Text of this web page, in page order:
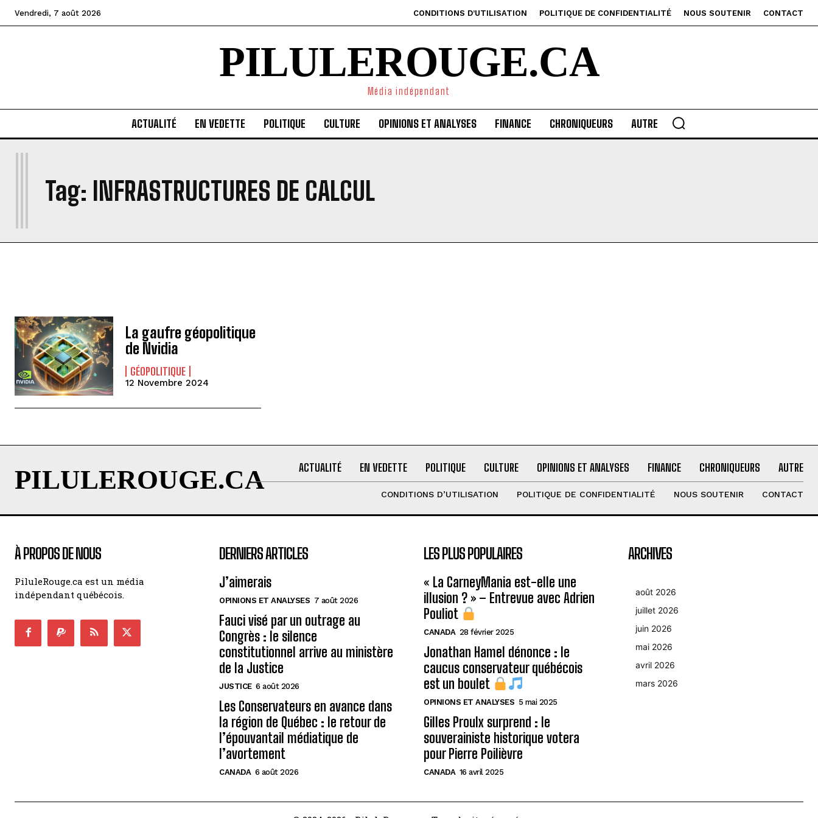
Vendredi, 7 août 2026 CONDITIONS D’UTILISATION POLITIQUE DE CONFIDENTIALITÉ NOUS SOUTENIR CONTACT
PILULEROUGE.CA
Média indépendant
ACTUALITÉ EN VEDETTE POLITIQUE CULTURE OPINIONS ET ANALYSES FINANCE CHRONIQUEURS AUTRE
Tag: INFRASTRUCTURES DE CALCUL
I
La gaufre géopolitique
de Nvidia
GÉOPOLITIQUE
12 Novembre 2024
PILULEROUGE.CA ACTUALITÉ EN VEDETTE POLITIQUE CULTURE OPINIONS ET ANALYSES FINANCE CHRONIQUEURS AUTRE
CONDITIONS D’UTILISATION POLITIQUE DE CONFIDENTIALITÉ NOUS SOUTENIR CONTACT
À PROPOS DE NOUS
PiluleRouge.ca est un média
indépendant québécois.
DERNIERS ARTICLES
J’aimerais
OPINIONS ET ANALYSES 7 août 2026
Fauci visé par un outrage au
Congrès : le silence
constitutionnel arrive au ministère
de la Justice
JUSTICE 6 août 2026
Les Conservateurs en avance dans
la région de Québec : le retour de
l’épouvantail médiatique de
l’avortement
CANADA 6 août 2026
LES PLUS POPULAIRES
« La CarneyMania est-elle une
illusion ? » – Entrevue avec Adrien
Pouliot
CANADA 28 février 2025
Jonathan Hamel dénonce : le
caucus conservateur québécois
est un boulet
OPINIONS ET ANALYSES 5 mai 2025
Gilles Proulx surprend : le
souverainiste historique votera
pour Pierre Poilièvre
CANADA 16 avril 2025
ARCHIVES
août 2026
juillet 2026
juin 2026
mai 2026
avril 2026
mars 2026